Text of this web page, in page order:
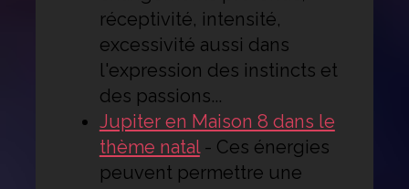
réceptivité, intensité,
excessivité aussi dans
l'expression des instincts et
des passions...
Jupiter en Maison 8 dans le
thème natal - Ces énergies
peuvent permettre une